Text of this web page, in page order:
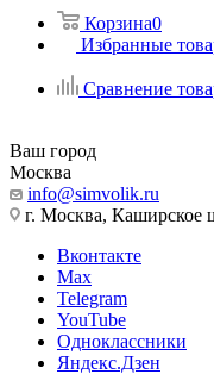
Корзина0
Избранные
Сравнение
Ваш город
Москва
info@simvolik.ru
г. Москва, Каширское
Вконтакте
Max
Telegram
YouTube
Одноклассники
Яндекс.Дзен